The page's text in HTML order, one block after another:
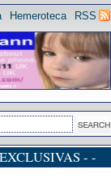
RSS
Hemeroteca
- -